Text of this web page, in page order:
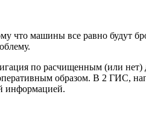
машины все равно будут
по расчищенным (или
образом. В 2 ГИС,
информацией.